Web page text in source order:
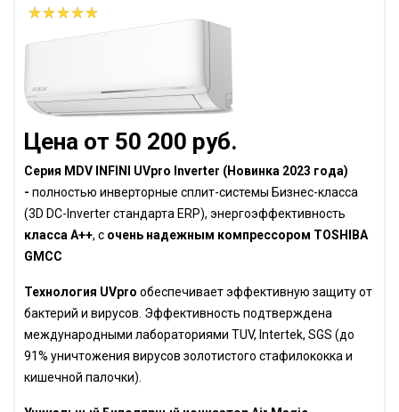
Цена от 50 200 руб.
Серия MDV INFINI UVpro Inverter (Новинка 2023 года)
- полностью инверторные сплит-системы Бизнес-класса
(3D DC-Inverter стандарта ERP), энергоэффективность
класса А++, с очень надежным компрессором TOSHIBA
GMCC
Технология UVpro обеспечивает эффективную защиту от
бактерий и вирусов. Эффективность подтверждена
международными лабораториями TUV, Intertek, SGS (до
91% уничтожения вирусов золотистого стафилококка и
кишечной палочки).